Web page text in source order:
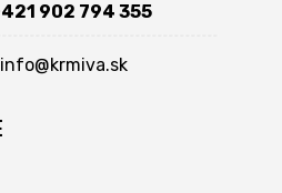
902 794 355
info@krmiva.sk